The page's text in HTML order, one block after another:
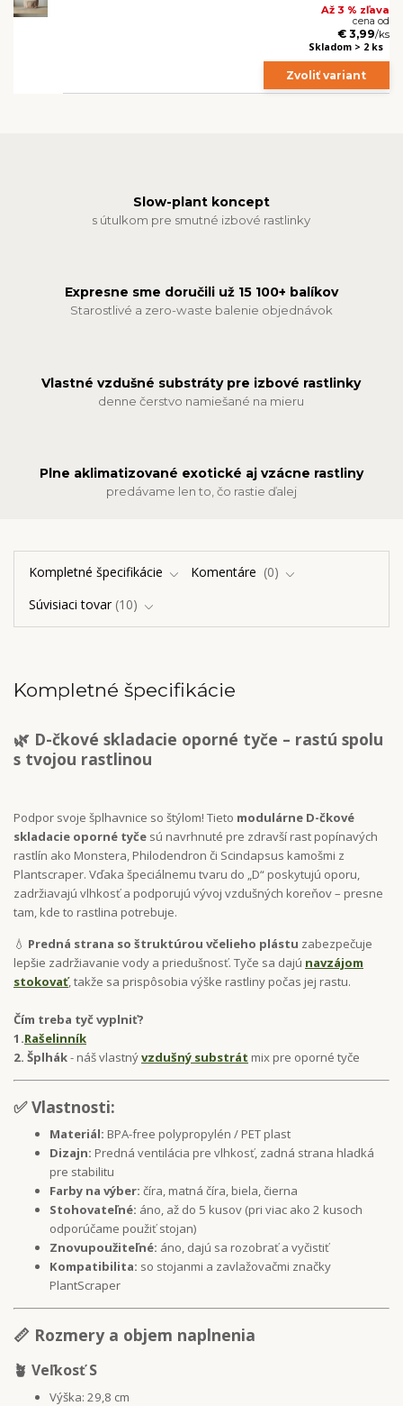
Až 3 % zľava
cena od
€ 3,99/ks
Skladom > 2 ks
Zvoliť variant
Slow-plant koncept
s útulkom pre smutné izbové rastlinky
Expresne sme doručili už 15 100+ balíkov
Starostlivé a zero-waste balenie objednávok
Vlastné vzdušné substráty pre izbové rastlinky
denne čerstvo namiešané na mieru
Plne aklimatizované exotické aj vzácne rastliny
predávame len to, čo rastie ďalej
Kompletné špecifikácie Komentáre
0
Súvisiaci tovar 10
Kompletné špecifikácie
🌿 D-čkové skladacie oporné tyče – rastú spolu
s tvojou rastlinou
Podpor svoje šplhavnice so štýlom! Tieto modulárne D-čkové
skladacie oporné tyče sú navrhnuté pre zdravší rast popínavých
rastlín ako Monstera, Philodendron či Scindapsus kamošmi z
Plantscraper. Vďaka špeciálnemu tvaru do „D“ poskytujú oporu,
zadržiavajú vlhkosť a podporujú vývoj vzdušných koreňov – presne
tam, kde to rastlina potrebuje.
💧 Predná strana so štruktúrou včelieho plástu zabezpečuje
lepšie zadržiavanie vody a priedušnosť. Tyče sa dajú navzájom
stokovať, takže sa prispôsobia výške rastliny počas jej rastu.
Čím treba tyč vyplniť?
1.Rašelinník
2. Šplhák- náš vlastnývzdušný substrát mix pre oporné tyče
✅ Vlastnosti:
Materiál: BPA-free polypropylén / PET plast
Dizajn: Predná ventilácia pre vlhkosť, zadná strana hladká
pre stabilitu
Farby na výber: číra, matná číra, biela, čierna
Stohovateľné: áno, až do 5 kusov (pri viac ako 2 kusoch
odporúčame použiť stojan)
Znovupoužiteľné: áno, dajú sa rozobrať a vyčistiť
Kompatibilita: so stojanmi a zavlažovačmi značky
PlantScraper
📏 Rozmery a objem naplnenia
🪴 Veľkosť S
Výška: 29,8 cm